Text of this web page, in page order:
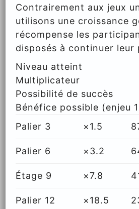
Contrairement aux jeux
utilisons une croissance
récompense les
disposés à continuer leur
Niveau atteint
Multiplicateur
Possibilité de succès
Bénéfice possible (enjeu
Palier 3
×1.5
Palier 6 ×3.2
Étage 9 ×7.8
Palier 12 ×18.5